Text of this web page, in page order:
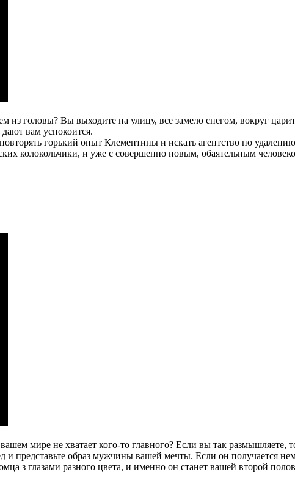
головы? Вы выходите на улицу, все замело снегом, вокруг
вам успокоится.
горький опыт Клементины и искать агентство по
колокольчики, и уже с совершенно новым, обаятельным
мире не хватает кого-то главного? Если вы так
представьте образ мужчины вашей мечты. Если он получается
з глазами разного цвета, и именно он станет вашей второй